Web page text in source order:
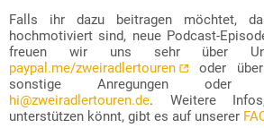
Falls ihr dazu beitragen möchtet,
hochmotiviert sind, neue Podcast-
freuen wir uns sehr über
paypal.me/zweiradlertouren
oder
sonstige Anregungen oder
hi@zweiradlertouren.de. Weitere
unterstützen könnt, gibt es auf unserer